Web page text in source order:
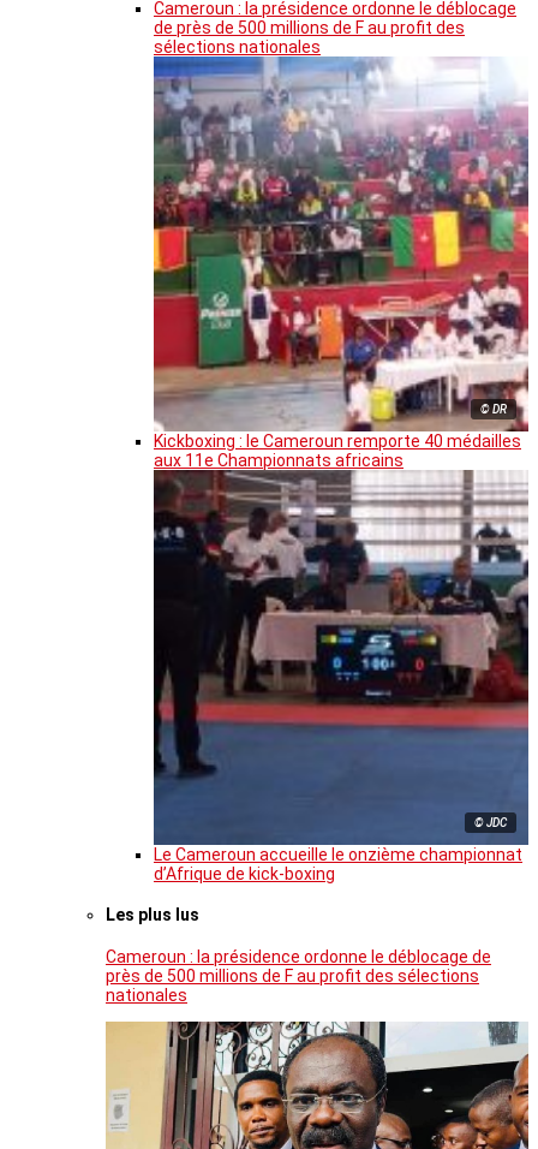
Cameroun : la présidence ordonne le déblocage
de près de 500 millions de F au profit des
sélections nationales
© DR
Kickboxing : le Cameroun remporte 40 médailles
aux 11e Championnats africains
© JDC
Le Cameroun accueille le onzième championnat
d’Afrique de kick-boxing
Les plus lus
Cameroun : la présidence ordonne le déblocage de
près de 500 millions de F au profit des sélections
nationales